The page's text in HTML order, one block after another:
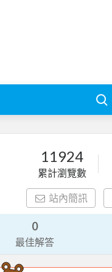
11924
累計瀏覽數
站內簡訊
0
最佳解答